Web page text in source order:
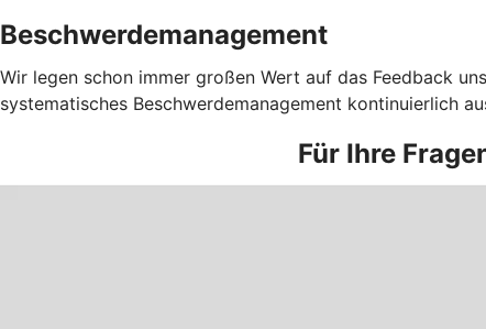
Beschwerdemanagement
Wir legen schon immer großen Wert auf das Feedback
systematisches Beschwerdemanagement kontinuierlich
Für Ihre